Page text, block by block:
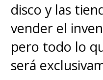
disco y las
vender el
pero todo lo
será